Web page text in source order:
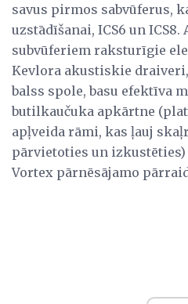
savus pirmos sabvūferus,
uzstādīšanai, ICS6 un ICS8.
subvūferiem raksturīgie
Kevlora akustiskie
balss spole, basu efektīva
butilkaučuka apkārtne
apļveida rāmi, kas ļauj
pārvietoties un izkustēties)
Vortex pārnēsājamo